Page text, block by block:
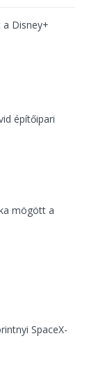
Disney+
építőipari
mögött a
SpaceX-